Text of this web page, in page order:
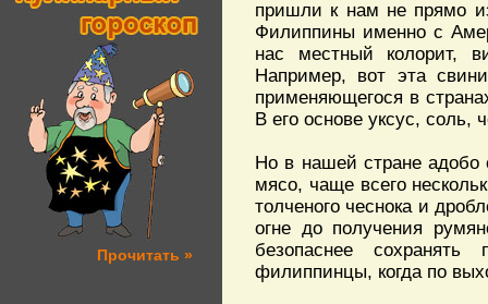
Прочитать »
пришли к нам не прямо
Филиппины именно с
нас местный колорит,
Например, вот эта
применяющегося в
В его основе уксус, соль,
Но в нашей стране адобо
мясо, чаще всего
толченого чеснока и
огне до получения
безопаснее
филиппинцы, когда по